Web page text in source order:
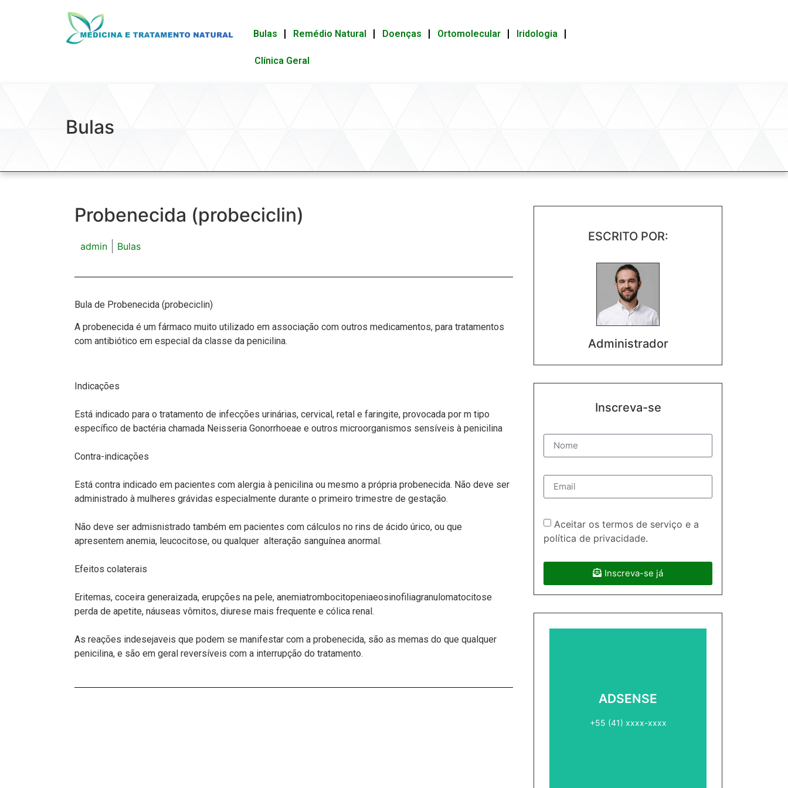
Bulas Remédio Natural Doenças Ortomolecular Iridologia
Clínica Geral
Bulas
Probenecida (probeciclin)
admin Bulas
Bula de Probenecida (probeciclin)
A probenecida é um fármaco muito utilizado em associação com outros medicamentos, para tratamentos
com antibiótico em especial da classe da penicilina.
Indicações
Está indicado para o tratamento de infecções urinárias, cervical, retal e faringite, provocada por m tipo
específico de bactéria chamada Neisseria Gonorrhoeae e outros microorganismos sensíveis à penicilina
Contra-indicações
Está contra indicado em pacientes com alergia à penicilina ou mesmo a própria probenecida. Não deve ser
administrado à mulheres grávidas especialmente durante o primeiro trimestre de gestação.
Não deve ser admisnistrado também em pacientes com cálculos no rins de ácido úrico, ou que
apresentem anemia, leucocitose, ou qualquer alteração sanguínea anormal.
Efeitos colaterais
Eritemas, coceira generaizada, erupções na pele, anemiatrombocitopeniaeosinofiliagranulomatocitose
perda de apetite, náuseas vômitos, diurese mais frequente e cólica renal.
As reações indesejaveis que podem se manifestar com a probenecida, são as memas do que qualquer
penicilina, e são em geral reversíveis com a interrupção do tratamento.
ESCRITO POR:
Administrador
Inscreva-se
Aceitar os termos de serviço e a
política de privacidade.
Inscreva-se já
ADSENSE
+55 (41) xxxx-xxxx
ADSENSE2
+55 (41) xxxx-xxxx